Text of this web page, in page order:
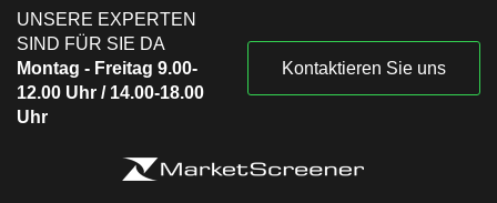
UNSERE EXPERTEN
SIND FÜR SIE DA
Montag - Freitag 9.00-
12.00 Uhr / 14.00-18.00
Uhr
Kontaktieren Sie uns